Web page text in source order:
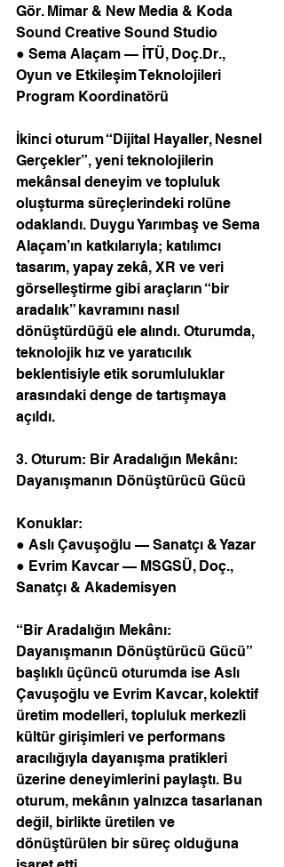
Gör. Mimar & New Media & Koda
Sound Creative Sound Studio
● Sema Alaçam — İTÜ, Doç.Dr.,
Oyun ve Etkileşim Teknolojileri
Program Koordinatörü
İkinci oturum “Dijital Hayaller, Nesnel
Gerçekler”, yeni teknolojilerin
mekânsal deneyim ve topluluk
oluşturma süreçlerindeki rolüne
odaklandı. Duygu Yarımbaş ve Sema
Alaçam’ın katkılarıyla; katılımcı
tasarım, yapay zekâ, XR ve veri
görselleştirme gibi araçların “bir
aradalık” kavramını nasıl
dönüştürdüğü ele alındı. Oturumda,
teknolojik hız ve yaratıcılık
beklentisiyle etik sorumluluklar
arasındaki denge de tartışmaya
açıldı.
3. Oturum: Bir Aradalığın Mekânı:
Dayanışmanın Dönüştürücü Gücü
Konuklar:
● Aslı Çavuşoğlu — Sanatçı & Yazar
● Evrim Kavcar — MSGSÜ, Doç.,
Sanatçı & Akademisyen
“Bir Aradalığın Mekânı:
Dayanışmanın Dönüştürücü Gücü”
başlıklı üçüncü oturumda ise Aslı
Çavuşoğlu ve Evrim Kavcar, kolektif
üretim modelleri, topluluk merkezli
kültür girişimleri ve performans
aracılığıyla dayanışma pratikleri
üzerine deneyimlerini paylaştı. Bu
oturum, mekânın yalnızca tasarlanan
değil, birlikte üretilen ve
dönüştürülen bir süreç olduğuna